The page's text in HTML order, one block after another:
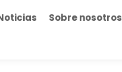
Sobre nosotros